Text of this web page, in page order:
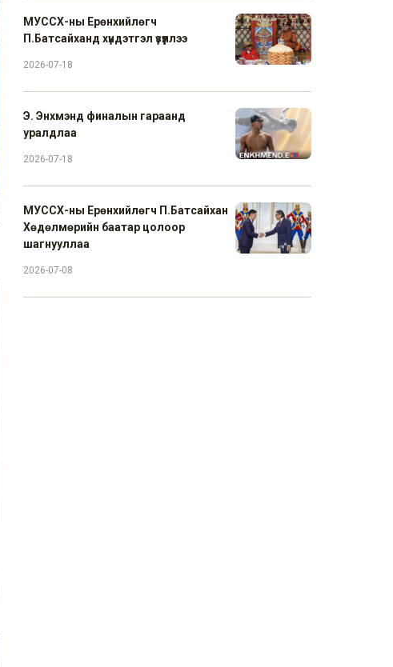
МУССХ-ны Ерөнхийлөгч
П.Батсайханд хүндэтгэл үзүүллээ
2026-07-18
Э. Энхмэнд финалын гараанд
уралдлаа
2026-07-18
МУССХ-ны Ерөнхийлөгч П.Батсайхан
Хөдөлмөрийн баатар цолоор
шагнууллаа
2026-07-08